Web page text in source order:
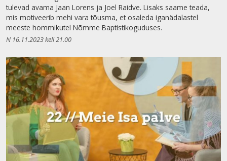
tulevad avama Jaan Lorens ja Joel Raidve. Lisaks saame teada,
mis motiveerib mehi vara tõusma, et osaleda iganädalastel
meeste hommikutel Nõmme Baptistikoguduses.
N 16.11.2023 kell 21.00